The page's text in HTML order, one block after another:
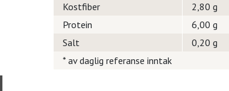
Kostfiber
2,80 g
Protein
6,00 g
Salt
0,20 g
* av daglig referanse inntak